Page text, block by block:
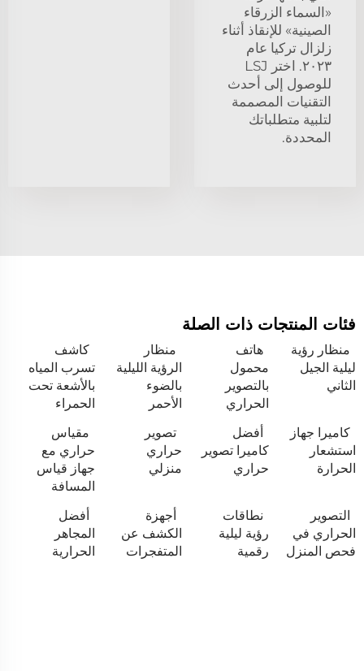
«السماء الزرقاء
الصينية» للإنقاذ أثناء
زلزال تركيا عام
٢٠٢٣. اختر LSJ
للوصول إلى أحدث
التقنيات المصممة
لتلبية متطلباتك
المحددة.
فئات المنتجات ذات الصلة
منظار رؤية
ليلية الجيل
الثاني
هاتف
محمول
بالتصوير
الحراري
منظار
الرؤية الليلية
بالضوء
الأحمر
كاشف
تسرب المياه
بالأشعة تحت
الحمراء
كاميرا جهاز
استشعار
الحرارة
أفضل
كاميرا تصوير
حراري
تصوير
حراري
منزلي
مقياس
حراري مع
جهاز قياس
المسافة
التصوير
الحراري في
فحص المنزل
نطاقات
رؤية ليلية
رقمية
أجهزة
الكشف عن
المتفجرات
أفضل
المجاهر
الحرارية